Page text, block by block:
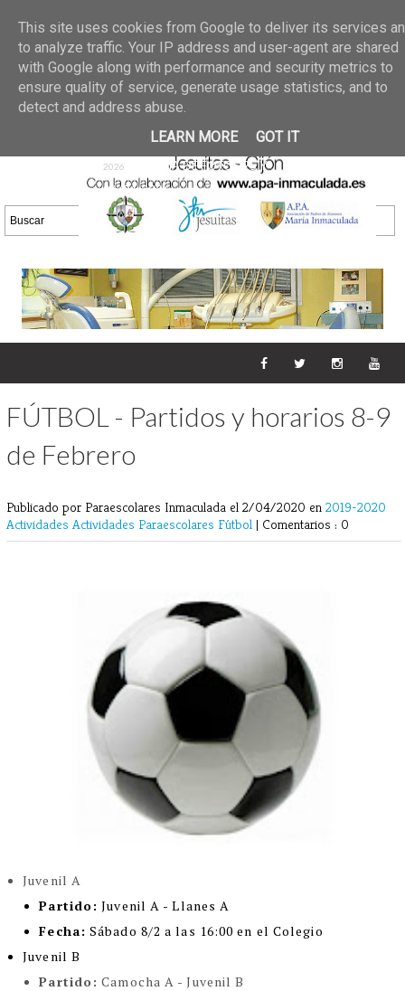
02 jun 2026
GALERIA DE FOTOS
30/05/2026
25 may 2026
GALERIA
DE FOTOS 23/05/2026
20 may
2026
GALERIA DE FOTOS
16/05/2026
DE FOTOS 09/05/2026
28 abr
2026
GALERIA DE FOTOS 25 Y
26/04/2026
FÚTBOL - Partidos y horarios 8-9
de Febrero
Publicado por Paraescolares Inmaculada el 2/04/2020 en 2019-2020
Actividades Actividades Paraescolares Fútbol | Comentarios : 0
Juvenil A
Partido: Juvenil A - Llanes A
Fecha: Sábado 8/2 a las 16:00 en el Colegio
Juvenil B
Partido: Camocha A - Juvenil B
This site uses cookies from Google to deliver its services
to analyze traffic. Your IP address and user-agent are shared
with Google along with performance and security metrics to
ensure quality of service, generate usage statistics, and to
detect and address abuse.
LEARN MORE
GOT IT